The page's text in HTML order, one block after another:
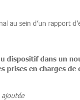
au sein d’un rapport
dispositif dans un
prises en charges
ajoutée